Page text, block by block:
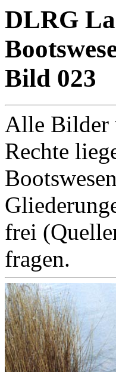
DLRG
Bild 023
Alle Bilder
Rechte
frei
fragen.